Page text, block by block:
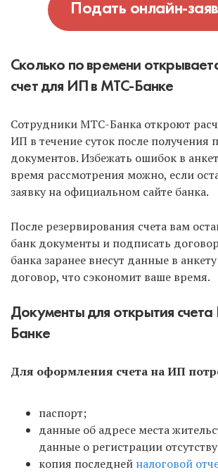
Подать онлайн-
Сколько по времени
счет для ИП в МТС-Банке
Сотрудники МТС-Банка откроют
ИП в течение суток после получения
документов. Избежать ошибок в
время рассмотрения можно, если
заявку на официальном сайте банка.
После резервирования счета вам
банк документы и подписать
банка заранее внесут данные в
договор, что сэкономит ваше время.
Документы для открытия
Банке
Для оформления счета на ИП
паспорт;
данные об адресе места
данные о регистрации
копия последней налоговой